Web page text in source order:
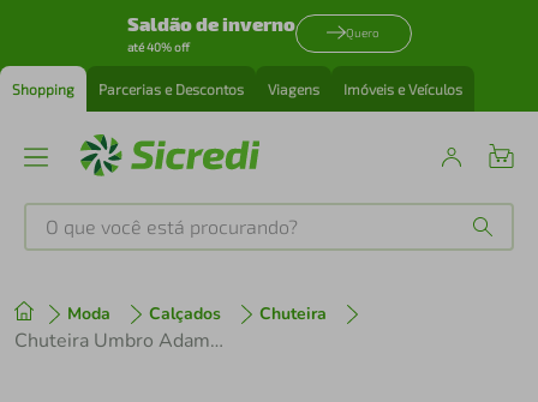
Saldão de inverno
até 40% off
Quero
Shopping Parcerias e Descontos Viagens Imóveis e Veículos
O que você está procurando?
Moda Calçados Chuteira
Chuteira Umbro Adamant Club Futsal Indoor Salão
1º tenis